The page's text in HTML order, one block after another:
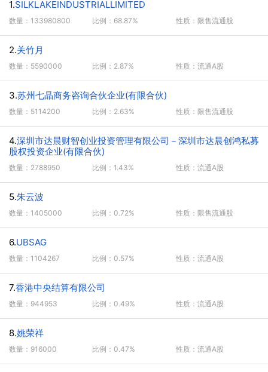
1.SILKLAKEINDUSTRIALLIMITED
数量：133980800 比例：68.87% 性质：限售流通股
2.关竹月
数量：5590000 比例：2.87% 性质：流通A股
3.苏州七晶商务咨询合伙企业(有限合伙)
数量：5114200 比例：2.63% 性质：限售流通股
4.深圳市达晨财智创业投资管理有限公司－深圳市达晨创鸿私募
股权投资企业(有限合伙)
数量：2788950 比例：1.43% 性质：流通A股
5.朱云波
数量：1405000 比例：0.72% 性质：限售流通股
6.UBSAG
数量：1104267 比例：0.57% 性质：流通A股
7.香港中央结算有限公司
数量：944953 比例：0.49% 性质：流通A股
8.姚荣祥
数量：916000 比例：0.47% 性质：流通A股